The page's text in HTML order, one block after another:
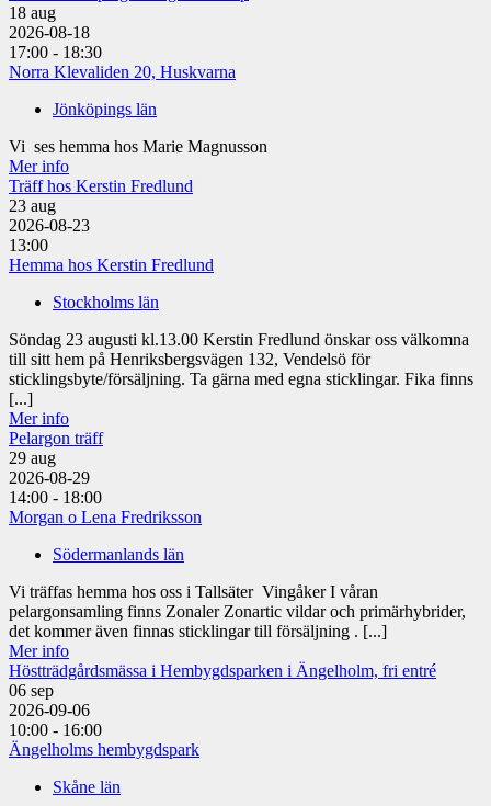
18 aug
2026-08-18
17:00 - 18:30
Norra Klevaliden 20, Huskvarna
Jönköpings län
Vi ses hemma hos Marie Magnusson
Mer info
Träff hos Kerstin Fredlund
23 aug
2026-08-23
13:00
Hemma hos Kerstin Fredlund
Stockholms län
Söndag 23 augusti kl.13.00 Kerstin Fredlund önskar oss välkomna
till sitt hem på Henriksbergsvägen 132, Vendelsö för
sticklingsbyte/försäljning. Ta gärna med egna sticklingar. Fika finns
[...]
Mer info
Pelargon träff
29 aug
2026-08-29
14:00 - 18:00
Morgan o Lena Fredriksson
Södermanlands län
Vi träffas hemma hos oss i Tallsäter Vingåker I våran
pelargonsamling finns Zonaler Zonartic vildar och primärhybrider,
det kommer även finnas sticklingar till försäljning . [...]
Mer info
Höstträdgårdsmässa i Hembygdsparken i Ängelholm, fri entré
06 sep
2026-09-06
10:00 - 16:00
Ängelholms hembygdspark
Skåne län